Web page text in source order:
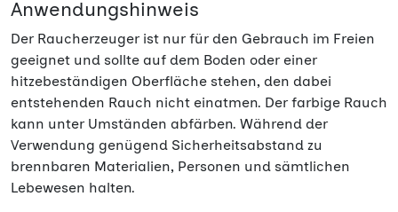
Anwendungshinweis
Der Raucherzeuger ist nur für den Gebrauch im Freien
geeignet und sollte auf dem Boden oder einer
hitzebeständigen Oberfläche stehen, den dabei
entstehenden Rauch nicht einatmen. Der farbige Rauch
kann unter Umständen abfärben. Während der
Verwendung genügend Sicherheitsabstand zu
brennbaren Materialien, Personen und sämtlichen
Lebewesen halten.